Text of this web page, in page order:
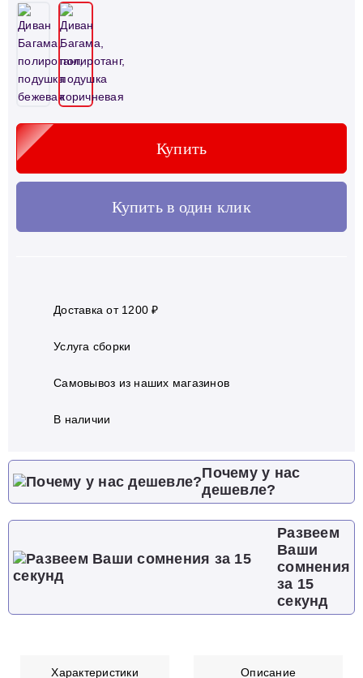
Купить
Купить в один клик
Доставка от 1200 ₽
Услуга сборки
Самовывоз из наших магазинов
В наличии
Почему у нас
дешевле?
Развеем
Ваши
сомнения
за 15
секунд
Характеристики Описание